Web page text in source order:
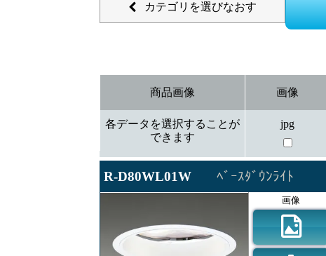
カテゴリを選びなおす
商品画像
各データを選択することが
できます
画像
jpg
R-D80WL01W ﾍﾞｰｽﾀﾞｳﾝﾗｲﾄ
画像